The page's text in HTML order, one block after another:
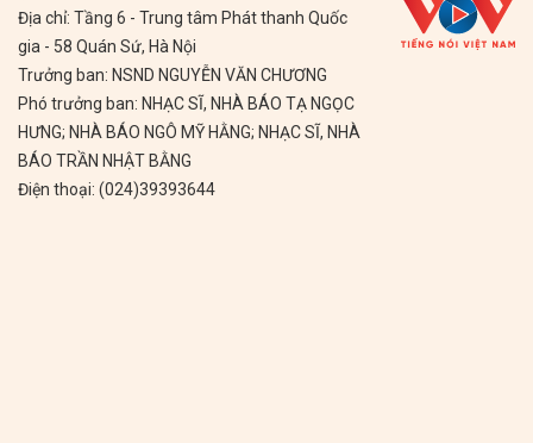
Địa chỉ: Tầng 6 - Trung tâm Phát thanh Quốc
gia - 58 Quán Sứ, Hà Nội
Trưởng ban: NSND NGUYỄN VĂN CHƯƠNG
Phó trưởng ban: NHẠC SĨ, NHÀ BÁO TẠ NGỌC
HƯNG; NHÀ BÁO NGÔ MỸ HẰNG; NHẠC SĨ, NHÀ
BÁO TRẦN NHẬT BẰNG
Điện thoại: (024)39393644